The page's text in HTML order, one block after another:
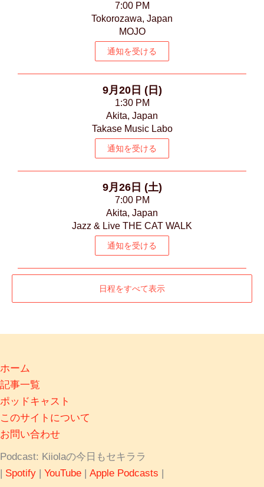
7:00 PM
Tokorozawa, Japan
MOJO
通知を受ける
9月20日 (日)
1:30 PM
Akita, Japan
Takase Music Labo
通知を受ける
9月26日 (土)
7:00 PM
Akita, Japan
Jazz & Live THE CAT WALK
通知を受ける
日程をすべて表示
ホーム
記事一覧
ポッドキャスト
このサイトについて
お問い合わせ
Podcast: Kiiolaの今日もセキララ
| Spotify | YouTube | Apple Podcasts |